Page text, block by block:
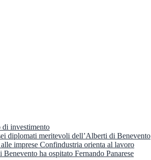
di investimento
diplomati meritevoli dell’Alberti di Benevento
imprese Confindustria orienta al lavoro
ha ospitato Fernando Panarese